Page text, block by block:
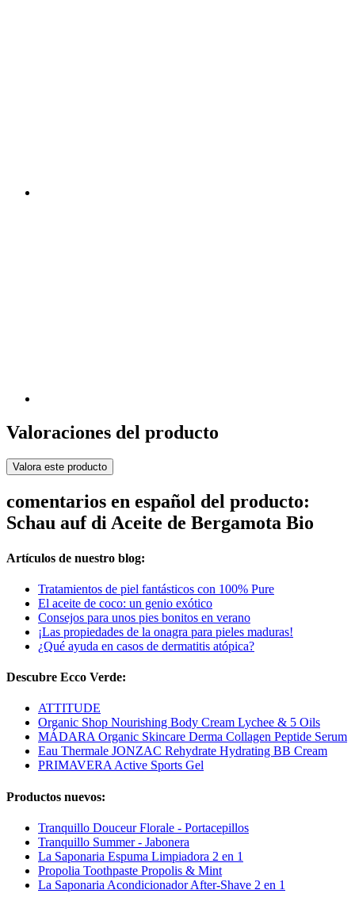
Valoraciones del producto
Valora este producto
comentarios en español del producto:
Schau auf di Aceite de Bergamota Bio
Artículos de nuestro blog:
Tratamientos de piel fantásticos con 100% Pure
El aceite de coco: un genio exótico
Consejos para unos pies bonitos en verano
¡Las propiedades de la onagra para pieles maduras!
¿Qué ayuda en casos de dermatitis atópica?
Descubre Ecco Verde:
ATTITUDE
Organic Shop Nourishing Body Cream Lychee & 5 Oils
MÁDARA Organic Skincare Derma Collagen Peptide Serum
Eau Thermale JONZAC Rehydrate Hydrating BB Cream
PRIMAVERA Active Sports Gel
Productos nuevos:
Tranquillo Douceur Florale - Portacepillos
Tranquillo Summer - Jabonera
La Saponaria Espuma Limpiadora 2 en 1
Propolia Toothpaste Propolis & Mint
La Saponaria Acondicionador After-Shave 2 en 1